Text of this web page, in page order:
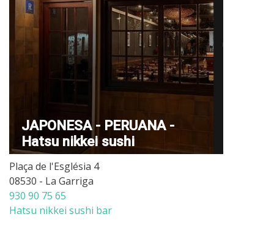
JAPONESA - PERUANA -
Hatsu nikkei sushi
Plaça de l'Església 4
08530 - La Garriga
930 90 75 65
Hatsu nikkei sushi bar